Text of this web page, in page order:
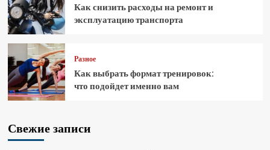
Как снизить расходы на ремонт и
эксплуатацию транспорта
Разное
Как выбрать формат тренировок:
что подойдет именно вам
Свежие записи